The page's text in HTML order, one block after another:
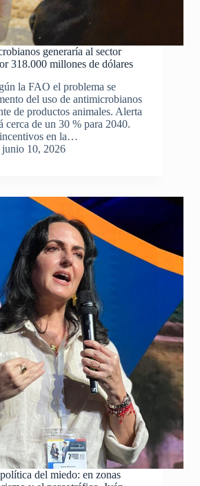
generaría al sector
318.000 millones de dólares
la FAO el problema se
del uso de antimicrobianos
de productos animales. Alerta
cerca de un 30 % para 2040.
en la…
junio 10, 2026
del miedo: en zonas